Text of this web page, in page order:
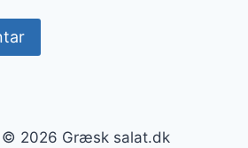
© 2026 Græsk salat.dk